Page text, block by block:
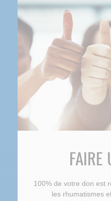
FAIRE
100% de votre don est
les rhumatismes